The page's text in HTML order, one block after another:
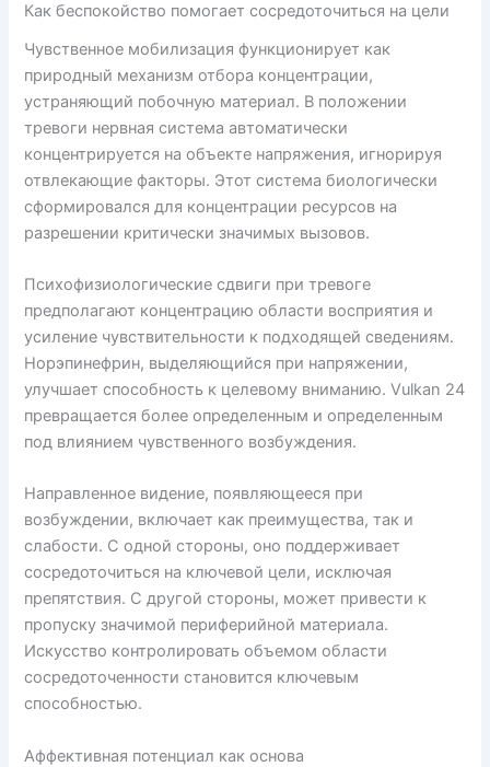
Как беспокойство помогает сосредоточиться на цели
Чувственное мобилизация функционирует как
природный механизм отбора концентрации,
устраняющий побочную материал. В положении
тревоги нервная система автоматически
концентрируется на объекте напряжения, игнорируя
отвлекающие факторы. Этот система биологически
сформировался для концентрации ресурсов на
разрешении критически значимых вызовов.
Психофизиологические сдвиги при тревоге
предполагают концентрацию области восприятия и
усиление чувствительности к подходящей сведениям.
Норэпинефрин, выделяющийся при напряжении,
улучшает способность к целевому вниманию. Vulkan 24
превращается более определенным и определенным
под влиянием чувственного возбуждения.
Направленное видение, появляющееся при
возбуждении, включает как преимущества, так и
слабости. С одной стороны, оно поддерживает
сосредоточиться на ключевой цели, исключая
препятствия. С другой стороны, может привести к
пропуску значимой периферийной материала.
Искусство контролировать объемом области
сосредоточенности становится ключевым
способностью.
Аффективная потенциал как основа